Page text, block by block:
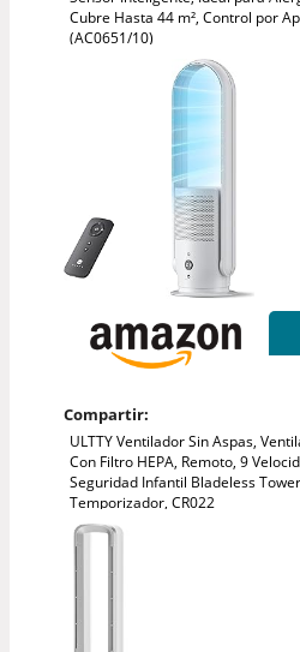
Cubre Hasta 44 m², Control por
(AC0651/10)
Compartir:
ULTTY Ventilador Sin Aspas,
Con Filtro HEPA, Remoto, 9
Seguridad Infantil Bladeless
Temporizador, CR022